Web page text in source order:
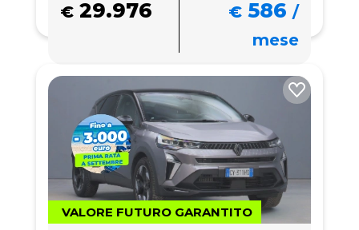
€ 29.976 € 586 /
mese
VALORE FUTURO GARANTITO